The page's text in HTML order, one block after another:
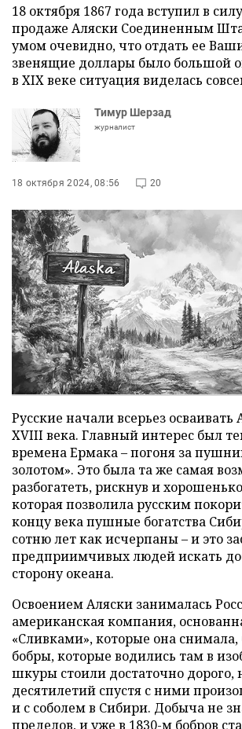
18 октября 1867 года вступил в
продаже Аляски Соединенным
умом очевидно, что отдать ее
звенящие доллары было большой
в XIX веке ситуация виделась
Тимур Шерзад
журналист
18 октября 2024, 08:56 20
Русские начали всерьез осваивать
XVIII века. Главный интерес был
времена Ермака – погоня за
золотом». Это была та же самая
разбогатеть, рискнув и
которая позволила русским
концу века пушные богатства
сотню лет как исчерпаны – и это
предприимчивых людей искать
сторону океана.
Освоением Аляски занималась
американская компания,
«Сливками», которые она
бобры, которые водились там в
шкуры стоили достаточно дорого,
десятилетий спустя с ними
и с соболем в Сибири. Добыча не
пределов, и уже в 1830-м бобров